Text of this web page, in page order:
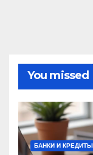
You missed
БАНКИ И КРЕДИТЫ